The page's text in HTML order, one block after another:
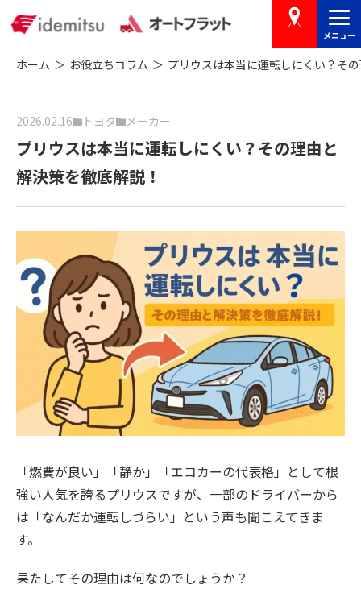
店舗を探す
メニュー
ホーム お役立ちコラム プリウスは本当に運転しにくい？そ
2026.02.16 トヨタ メーカー
プリウスは本当に運転しにくい？その理由と
解決策を徹底解説！
「燃費が良い」「静か」「エコカーの代表格」として根
強い人気を誇るプリウスですが、一部のドライバーから
は「なんだか運転しづらい」という声も聞こえてきま
す。
果たしてその理由は何なのでしょうか？